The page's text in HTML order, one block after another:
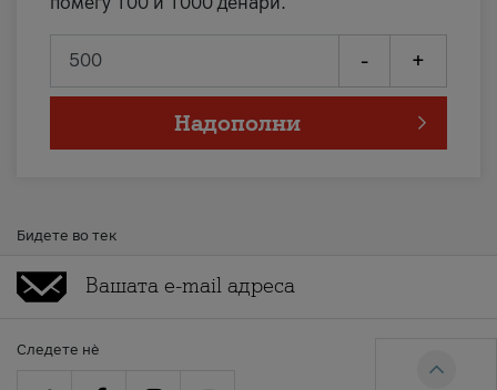
- +
Надополни
Бидете во тек
Следете нè